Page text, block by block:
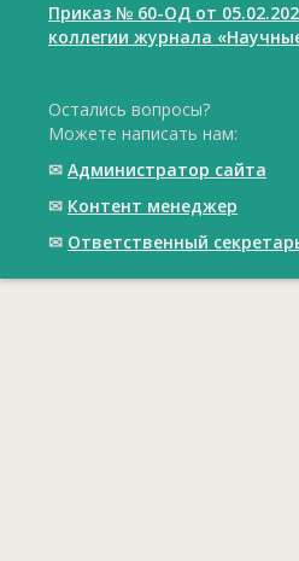
Приказ № 60-ОД от
коллегии журнала
Остались вопросы?
Можете написать нам:
✉ Администратор сайта
✉ Контент менеджер
✉ Ответственный